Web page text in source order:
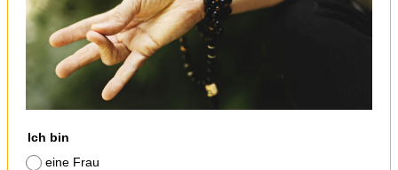
Ich bin
eine Frau